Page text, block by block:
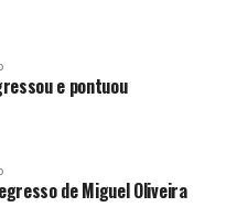
e pontuou
de Miguel Oliveira